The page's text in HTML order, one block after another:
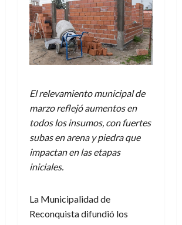
El relevamiento municipal de
marzo reflejó aumentos en
todos los insumos, con fuertes
subas en arena y piedra que
impactan en las etapas
iniciales.
La Municipalidad de
Reconquista difundió los